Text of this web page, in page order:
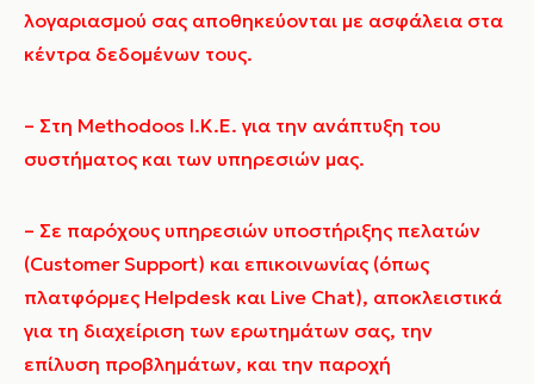
λογαριασμού σας αποθηκεύονται με ασφάλεια στα
κέντρα δεδομένων τους.
– Στη Methodoos I.K.E. για την ανάπτυξη του
συστήματος και των υπηρεσιών μας.
– Σε παρόχους υπηρεσιών υποστήριξης πελατών
(Customer Support) και επικοινωνίας (όπως
πλατφόρμες Helpdesk και Live Chat), αποκλειστικά
για τη διαχείριση των ερωτημάτων σας, την
επίλυση προβλημάτων, και την παροχή